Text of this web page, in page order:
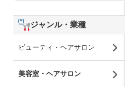
ジャンル・業種
ビューティ・ヘアサロン
美容室・ヘアサロン